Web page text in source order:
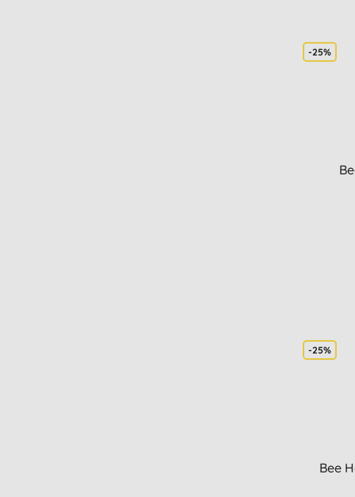
-25%
-25%
Bee